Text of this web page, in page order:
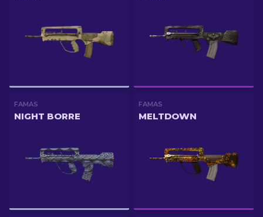
FAMAS
NIGHT BORRE
FAMAS
MELTDOWN